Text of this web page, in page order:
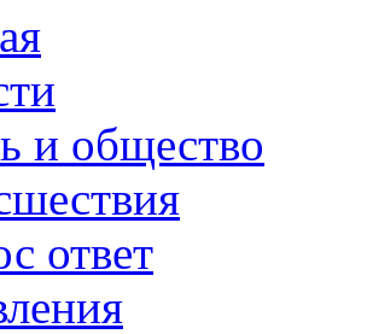
и общество
ответ